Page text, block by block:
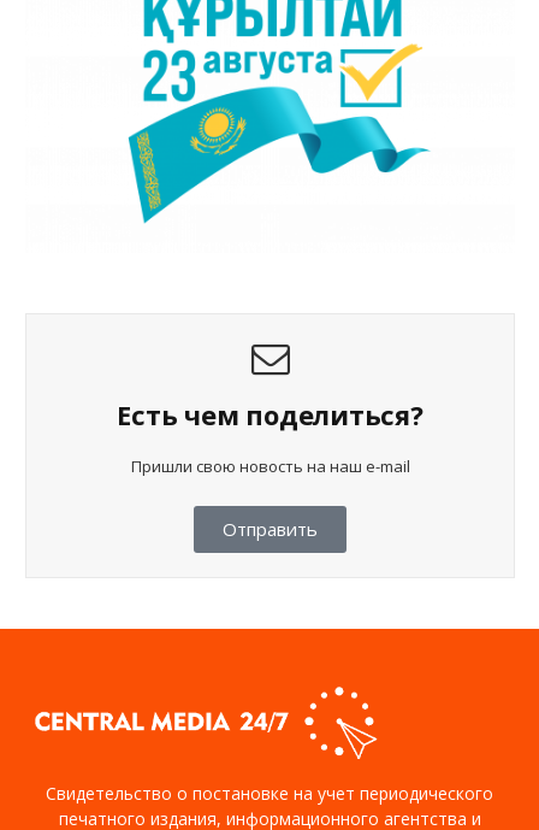
Есть чем поделиться?
Пришли свою новость на наш e-mail
Отправить
Свидетельство о постановке на учет периодического
печатного издания, информационного агентства и